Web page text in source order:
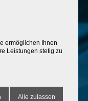
ermöglichen Ihnen
Leistungen stetig zu
Alle zulassen